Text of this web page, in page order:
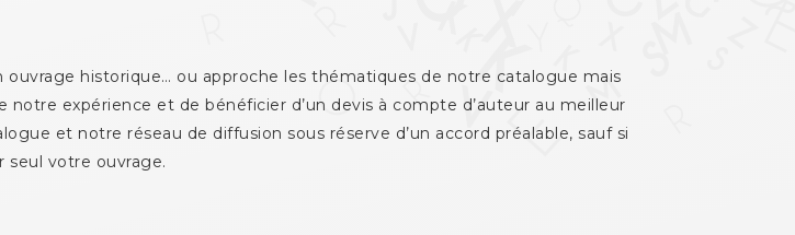
historique… ou approche les thématiques de notre catalogue mais
expérience et de bénéficier d’un devis à compte d’auteur au meilleur
et notre réseau de diffusion sous réserve d’un accord préalable, sauf si
seul votre ouvrage.